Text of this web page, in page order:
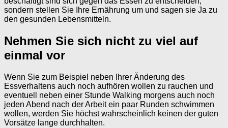
sondern stellen Sie Ihre Ernährung um und sagen sie Ja zu
den gesunden Lebensmitteln.
Nehmen Sie sich nicht zu viel auf
einmal vor
Wenn Sie zum Beispiel neben Ihrer Änderung des
Essverhaltens auch noch aufhören wollen zu rauchen und
eventuell neben einer Stunde Walking morgens auch noch
jeden Abend nach der Arbeit ein paar Runden schwimmen
wollen, werden Sie höchst wahrscheinlich keinen der guten
Vorsätze lange durchhalten.